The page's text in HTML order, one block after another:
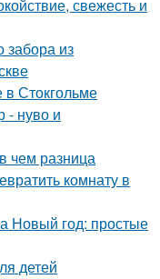
свежесть и
забора из
в Стокгольме
- нуво и
чем разница
комнату в
Новый год: простые
детей